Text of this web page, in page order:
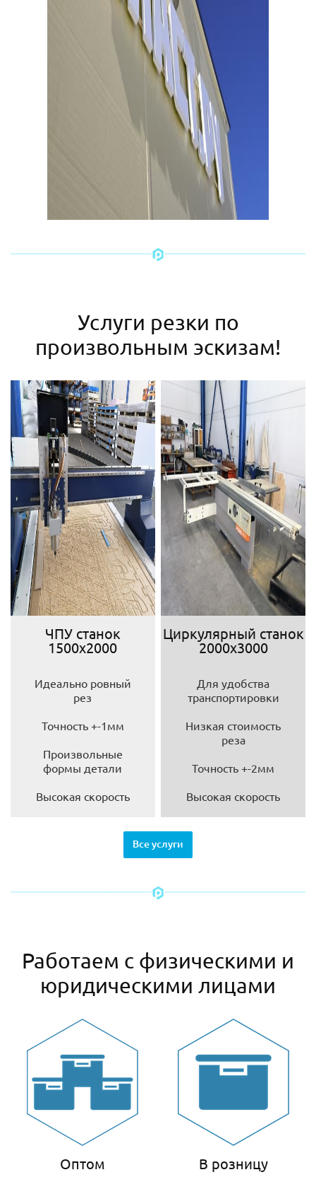
Услуги резки по
произвольным эскизам!
ЧПУ станок
1500х2000
Идеально ровный
рез
Точность +-1мм
Произвольные
формы детали
Высокая скорость
Циркулярный станок
2000х3000
Для удобства
транспортировки
Низкая стоимость
реза
Точность +-2мм
Высокая скорость
Все услуги
Работаем с физическими и
юридическими лицами
Оптом В розницу